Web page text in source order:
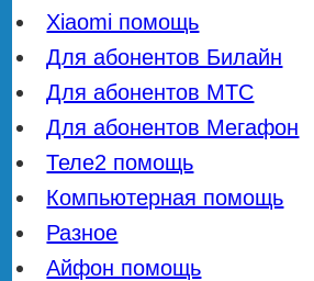
Xiaomi помощь
Для абонентов Билайн
Для абонентов МТС
Для абонентов Мегафон
Теле2 помощь
Компьютерная помощь
Разное
Айфон помощь